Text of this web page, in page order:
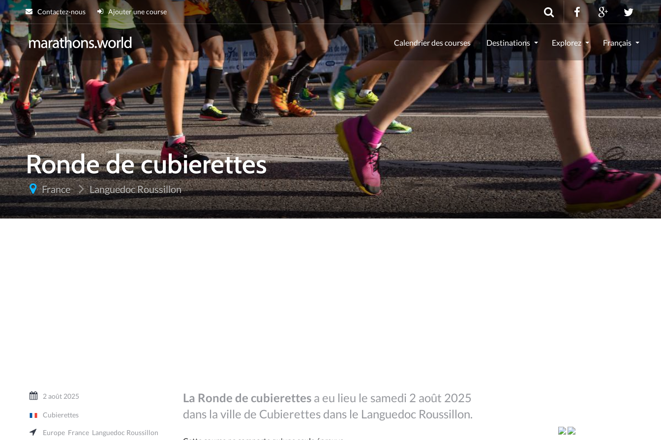
Contactez-nous Ajouter une course
marathons.world
Calendrier des courses Destinations Explorez Français
Ronde de cubierettes
France Languedoc Roussillon
2 août 2025
Cubierettes
Europe France Languedoc Roussillon
La Ronde de cubierettes a eu lieu le samedi 2 août 2025
dans la ville de Cubierettes dans le Languedoc Roussillon.